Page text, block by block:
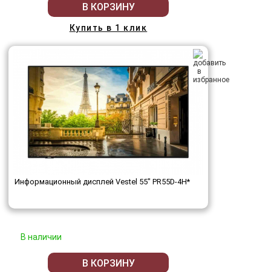
В КОРЗИНУ
Купить в 1 клик
Информационный дисплей Vestel 55" PR55D-4H*
В наличии
В КОРЗИНУ